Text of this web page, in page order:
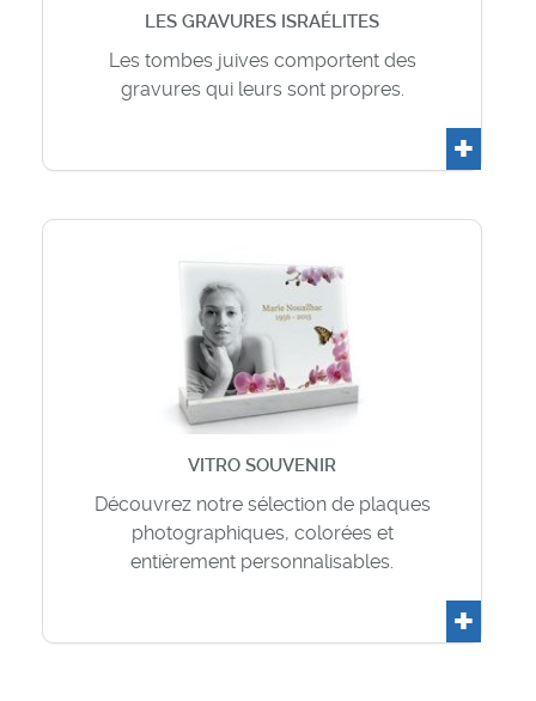
LES GRAVURES ISRAÉLITES
Les tombes juives comportent des
gravures qui leurs sont propres.
+
VITRO SOUVENIR
Découvrez notre sélection de plaques
photographiques, colorées et
entièrement personnalisables.
+